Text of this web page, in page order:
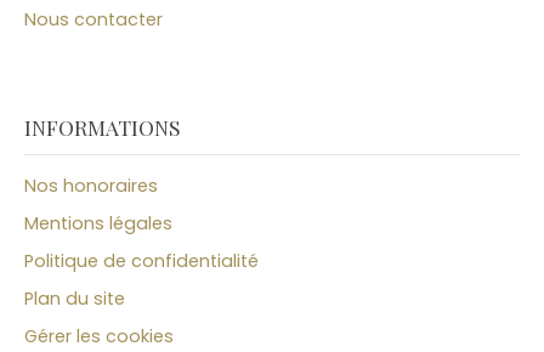
Nous contacter
INFORMATIONS
Nos honoraires
Mentions légales
Politique de confidentialité
Plan du site
Gérer les cookies